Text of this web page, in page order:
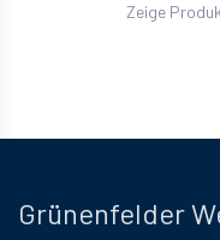
Zeige
Grünenfelder